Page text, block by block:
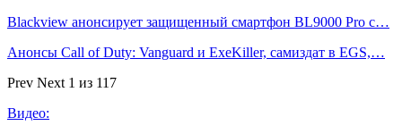
Blackview анонсирует защищенный смартфон BL9000 Pro с…
Анонсы Call of Duty: Vanguard и ExeKiller, самиздат в EGS,…
Prev Next 1 из 117
Видео: